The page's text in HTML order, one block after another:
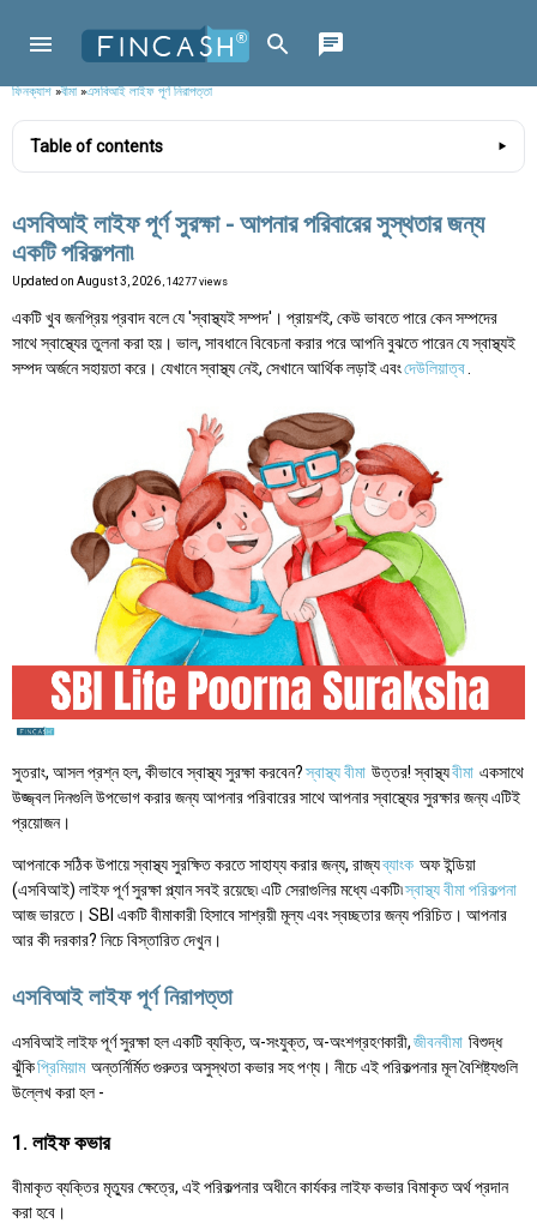
ফিনক্যাশ»বীমা»এসবিআই লাইফ পূর্ণ নিরাপত্তা
Table of contents
এসবিআই লাইফ পূর্ণ সুরক্ষা - আপনার পরিবারের সুস্থতার জন্য
একটি পরিকল্পনা৷
Updated on August 3, 2026 , 14277 views
একটি খুব জনপ্রিয় প্রবাদ বলে যে 'স্বাস্থ্যই সম্পদ'। প্রায়শই, কেউ ভাবতে পারে কেন সম্পদের
সাথে স্বাস্থ্যের তুলনা করা হয়। ভাল, সাবধানে বিবেচনা করার পরে আপনি বুঝতে পারেন যে স্বাস্থ্যই
সম্পদ অর্জনে সহায়তা করে। যেখানে স্বাস্থ্য নেই, সেখানে আর্থিক লড়াই এবংদেউলিয়াত্ব.
সুতরাং, আসল প্রশ্ন হল, কীভাবে স্বাস্থ্য সুরক্ষা করবেন?স্বাস্থ্য বীমা উত্তর! স্বাস্থ্যবীমা একসাথে
উজ্জ্বল দিনগুলি উপভোগ করার জন্য আপনার পরিবারের সাথে আপনার স্বাস্থ্যের সুরক্ষার জন্য এটিই
প্রয়োজন।
আপনাকে সঠিক উপায়ে স্বাস্থ্য সুরক্ষিত করতে সাহায্য করার জন্য, রাজ্যব্যাংক অফ ইন্ডিয়া
(এসবিআই) লাইফ পূর্ণ সুরক্ষা প্ল্যান সবই রয়েছে৷ এটি সেরাগুলির মধ্যে একটি৷স্বাস্থ্য বীমা পরিকল্পনা
আজ ভারতে। SBI একটি বীমাকারী হিসাবে সাশ্রয়ী মূল্য এবং স্বচ্ছতার জন্য পরিচিত। আপনার
আর কী দরকার? নিচে বিস্তারিত দেখুন।
এসবিআই লাইফ পূর্ণ নিরাপত্তা
এসবিআই লাইফ পূর্ণ সুরক্ষা হল একটি ব্যক্তি, অ-সংযুক্ত, অ-অংশগ্রহণকারী,জীবনবীমা বিশুদ্ধ
ঝুঁকিপ্রিমিয়াম অন্তর্নির্মিত গুরুতর অসুস্থতা কভার সহ পণ্য। নীচে এই পরিকল্পনার মূল বৈশিষ্ট্যগুলি
উল্লেখ করা হল -
1. লাইফ কভার
বীমাকৃত ব্যক্তির মৃত্যুর ক্ষেত্রে, এই পরিকল্পনার অধীনে কার্যকর লাইফ কভার বিমাকৃত অর্থ প্রদান
করা হবে।